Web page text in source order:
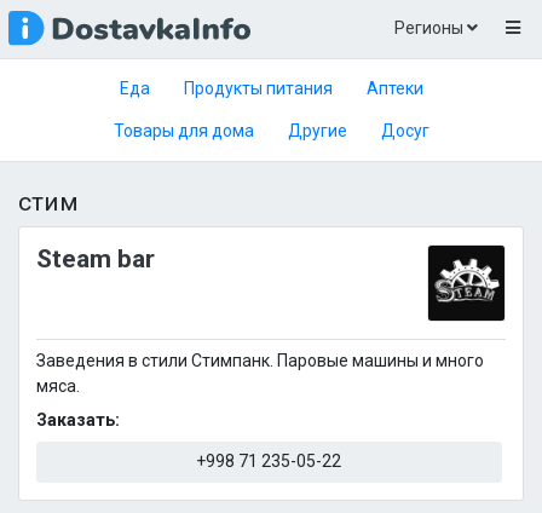
Регионы
Еда Продукты питания Аптеки
Товары для дома Другие Досуг
стим
Steam bar
Заведения в стили Стимпанк. Паровые машины и много
мяса.
Заказать:
+998 71 235-05-22